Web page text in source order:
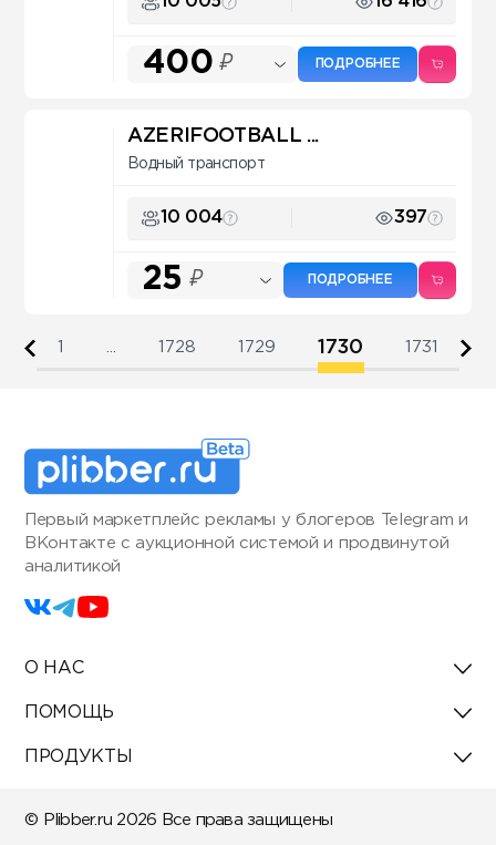
400 ₽ ПОДРОБНЕЕ
AZERIFOOTBALL ...
Водный транспорт
10 004 397
25 ₽ ПОДРОБНЕЕ
1728 1729 1730 1731
Первый маркетплейс рекламы у блогеров Telegram и
ВКонтакте с аукционной системой и продвинутой
аналитикой
О НАС
ПОМОЩЬ
ПРОДУКТЫ
© Plibber.ru 2026 Все права защищены